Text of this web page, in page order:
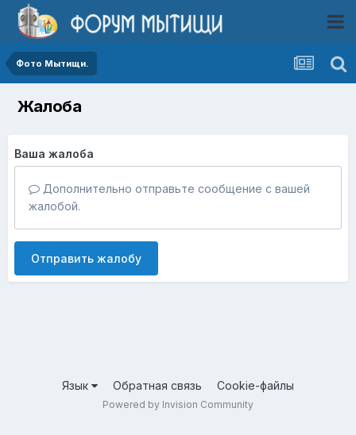
Фото Мытищи.
Жалоба
Ваша жалоба
Дополнительно отправьте сообщение с вашей
жалобой.
Отправить жалобу
Язык Обратная связь Cookie-файлы
Powered by Invision Community